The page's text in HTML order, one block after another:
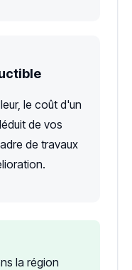
le coût d'un
de vos
de travaux
la région